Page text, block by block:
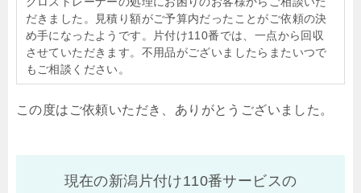
だきました。見積り額がご予算内だったことがご依頼の決
め手になったようです。片付け110番では、一点から回収
させていただきます。不用品がございましたらまたいつで
もご相談ください。
この度はご依頼いただき、ありがとうございました。
現在の新潟片付け110番サービスの